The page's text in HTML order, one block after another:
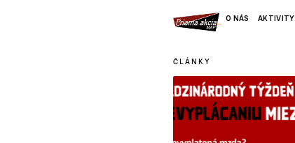
O NÁS AKTIVITY
ČLÁNKY